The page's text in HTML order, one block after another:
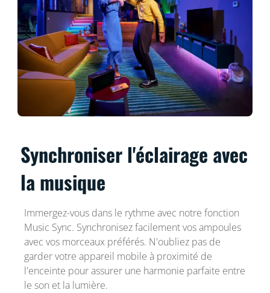
Synchroniser l'éclairage avec
la musique
Immergez-vous dans le rythme avec notre fonction
Music Sync. Synchronisez facilement vos ampoules
avec vos morceaux préférés. N'oubliez pas de
garder votre appareil mobile à proximité de
l'enceinte pour assurer une harmonie parfaite entre
le son et la lumière.